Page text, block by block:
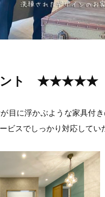
ント ★★★★★（
が目に浮かぶような家具付
ビスでしっかり対応してい